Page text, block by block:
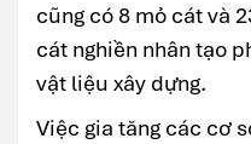
cũng có 8 mỏ cát và
cát nghiền nhân tạo
vật liệu xây dựng.
Việc gia tăng các cơ